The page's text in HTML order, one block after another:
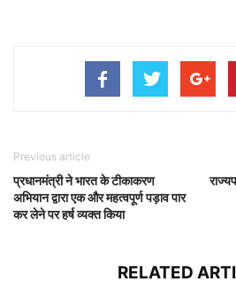
Previous article
प्रधानमंत्री ने भारत के टीकाकरण
अभियान द्वारा एक और महत्वपूर्ण पड़ाव पार
कर लेने पर हर्ष व्यक्त किया
RELATED